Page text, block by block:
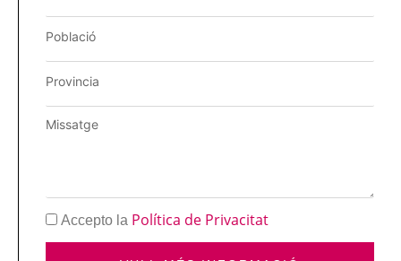
Accepto la Política de Privacitat